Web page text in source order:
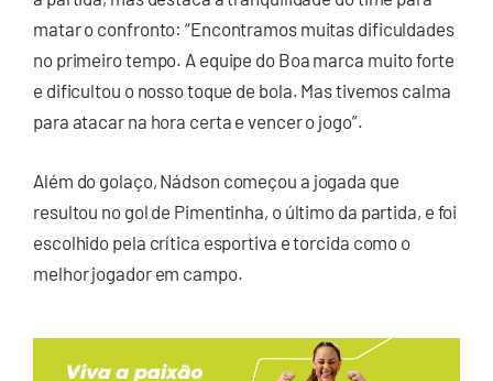
matar o confronto: “Encontramos muitas dificuldades
no primeiro tempo. A equipe do Boa marca muito forte
e dificultou o nosso toque de bola. Mas tivemos calma
para atacar na hora certa e vencer o jogo”.
Além do golaço, Nádson começou a jogada que
resultou no gol de Pimentinha, o último da partida, e foi
escolhido pela crítica esportiva e torcida como o
melhor jogador em campo.